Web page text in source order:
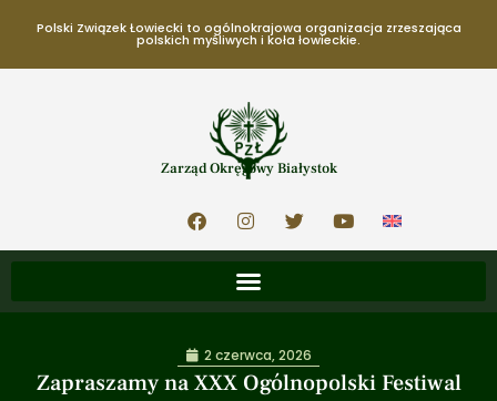
Polski Związek Łowiecki to ogólnokrajowa organizacja zrzeszająca
polskich myśliwych i koła łowieckie.
Zarząd Okręgowy Białystok
Zapraszamy na XXX Ogólnopolski Festiwal
2 czerwca, 2026